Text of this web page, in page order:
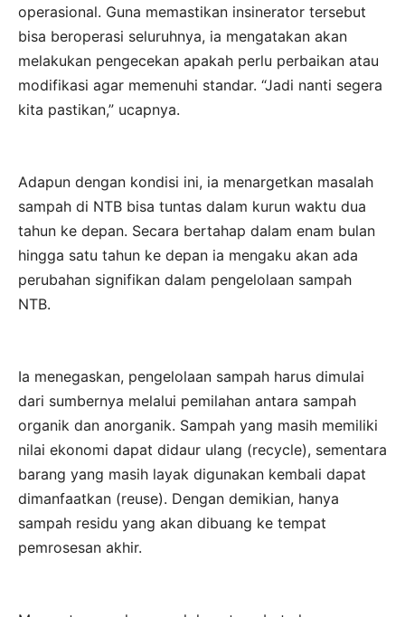
operasional. Guna memastikan insinerator tersebut
bisa beroperasi seluruhnya, ia mengatakan akan
melakukan pengecekan apakah perlu perbaikan atau
modifikasi agar memenuhi standar. “Jadi nanti segera
kita pastikan,” ucapnya.
Adapun dengan kondisi ini, ia menargetkan masalah
sampah di NTB bisa tuntas dalam kurun waktu dua
tahun ke depan. Secara bertahap dalam enam bulan
hingga satu tahun ke depan ia mengaku akan ada
perubahan signifikan dalam pengelolaan sampah
NTB.
Ia menegaskan, pengelolaan sampah harus dimulai
dari sumbernya melalui pemilahan antara sampah
organik dan anorganik. Sampah yang masih memiliki
nilai ekonomi dapat didaur ulang (recycle), sementara
barang yang masih layak digunakan kembali dapat
dimanfaatkan (reuse). Dengan demikian, hanya
sampah residu yang akan dibuang ke tempat
pemrosesan akhir.